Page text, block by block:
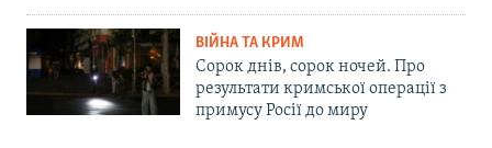
ВІЙНА ТА КРИМ
Сорок днів, сорок ночей. Про
результати кримської операції з
примусу Росії до миру